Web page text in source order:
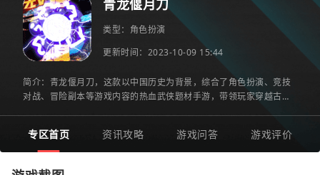
青龙偃月刀
类型： 角色扮演
更新时间：2023-10-09 15:44
简介：青龙偃月刀，这款以中国历史为背景，综合了角色扮演、竞技
对战、冒险副本等游戏内容的热血武侠题材手游，带领玩家穿越古
专区首页 资讯攻略 游戏问答 游戏评价